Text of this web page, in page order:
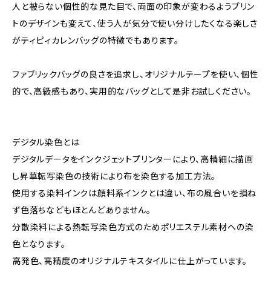
人と被らない個性的な見た目で、両面の印象が変わるようプリン
トのデザインも変えて、使う人が気分で使い分けしたくなる楽しさ
がティピィカレンバッグの特徴でもあります。
ファブリックバッグの良さを追求し、オリジナルテープを使い、個性
的で、高級感もあり、実用的なバッグとして是非お試しください。
デジタル染色とは
デジタルデータをインクジェットプリンターにより、高精細に描画
し昇華転写染色の技術により布を染色する加工方法。
使用する染料インクは顔料系インクとは違い、布の風合いを損ね
ず色落ちなどもほとんどありません。
分散染料による熱転写染色方式のためポリエステル素材への染
色となります。
高発色、高精度のオリジナルテキスタイルに仕上がっています。